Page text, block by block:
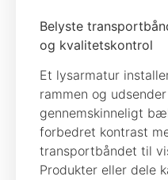
Belyste
og kvalitetskontrol
Et lysarmatur
rammen og
gennemskinneligt
forbedret kontrast
transportbåndet til
Produkter eller dele